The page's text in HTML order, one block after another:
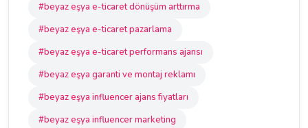
#beyaz eşya e-ticaret dönüşüm arttırma
#beyaz eşya e-ticaret pazarlama
#beyaz eşya e-ticaret performans ajansı
#beyaz eşya garanti ve montaj reklamı
#beyaz eşya influencer ajans fiyatları
#beyaz eşya influencer marketing